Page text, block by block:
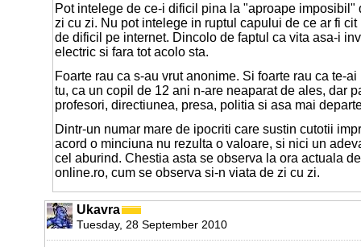
Pot intelege de ce-i dificil pina la "aproape imposibil"
zi cu zi. Nu pot intelege in ruptul capului de ce ar fi
de dificil pe internet. Dincolo de faptul ca vita asa-i
electric si fara tot acolo sta.
Foarte rau ca s-au vrut anonime. Si foarte rau ca te-
tu, ca un copil de 12 ani n-are neaparat de ales, dar
profesori, directiunea, presa, politia si asa mai
Dintr-un numar mare de ipocriti care sustin cutotii
acord o minciuna nu rezulta o valoare, si nici un
cel aburind. Chestia asta se observa la ora actuala
online.ro, cum se observa si-n viata de zi cu zi.
Ukavra
Tuesday, 28 September 2010